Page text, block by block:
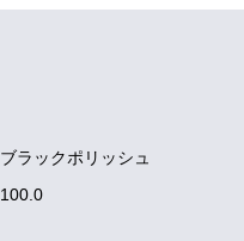
ブラックポリッシュ
100.0